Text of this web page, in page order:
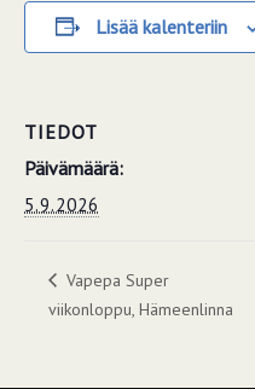
Lisää kalenteriin
TIEDOT
Päivämäärä:
5.9.2026
Vapepa Super
viikonloppu, Hämeenlinna